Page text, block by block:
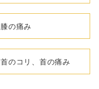
膝の痛み
首のコリ、首の痛み